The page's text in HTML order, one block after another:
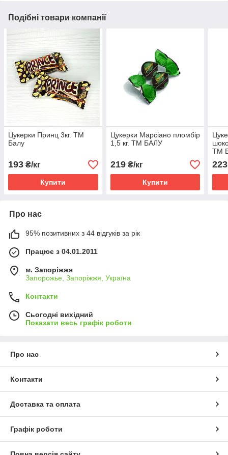
Подібні товари компанії
Цукерки Принц 3кг. ТМ
Балу
193 ₴/кг
Купити
Цукерки Марсіано пломбір
1,5 кг. ТМ БАЛУ
219₴/кг
Купити
ТМ
223
Про нас
95% позитивних з 44 відгуків за рік
Працює з 04.01.2011
м. Запоріжжя
Запорожье, Запоріжжя, Україна
Контакти
Сьогодні вихідний
Показати весь графік роботи
Про нас
Контакти
Доставка та оплата
Графік роботи